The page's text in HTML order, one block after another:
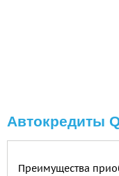
Автокредиты
Преимущества